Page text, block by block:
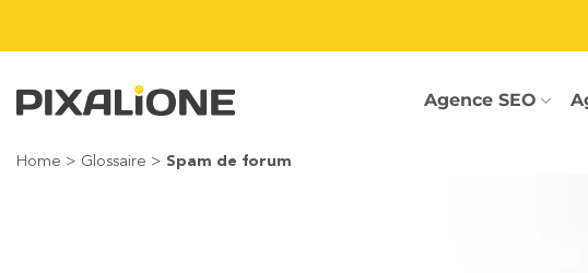
Agence SEO
Home > Glossaire > Spam de forum